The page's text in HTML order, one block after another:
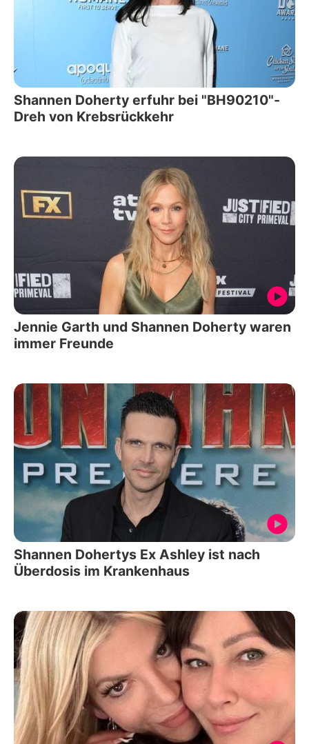
Shannen Doherty erfuhr bei "BH90210"-
Dreh von Krebsrückkehr
Jennie Garth und Shannen Doherty waren
immer Freunde
Shannen Dohertys Ex Ashley ist nach
Überdosis im Krankenhaus